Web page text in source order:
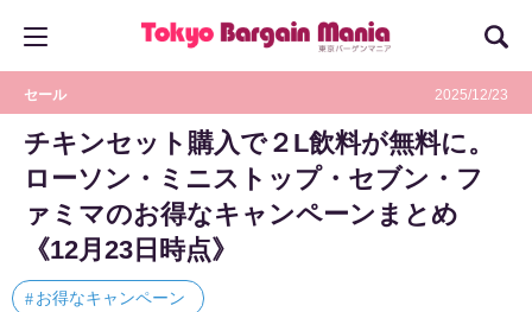
セール 2025/12/23
チキンセット購入で２L飲料が無料に。
ローソン・ミニストップ・セブン・フ
ァミマのお得なキャンペーンまとめ
《12月23日時点》
お得なキャンペーン